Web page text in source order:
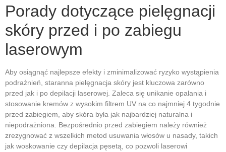
Porady dotyczące pielęgnacji
skóry przed i po zabiegu
laserowym
Aby osiągnąć najlepsze efekty i zminimalizować ryzyko wystąpienia
podrażnień, staranna pielęgnacja skóry jest kluczowa zarówno
przed jak i po depilacji laserowej. Zaleca się unikanie opalania i
stosowanie kremów z wysokim filtrem UV na co najmniej 4 tygodnie
przed zabiegiem, aby skóra była jak najbardziej naturalna i
niepodrażniona. Bezpośrednio przed zabiegiem należy również
zrezygnować z wszelkich metod usuwania włosów u nasady, takich
jak woskowanie czy depilacja pęsetą, co pozwoli laserowi